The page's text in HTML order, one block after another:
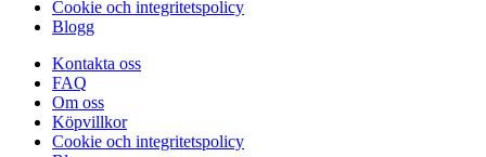
Cookie och integritetspolicy
Blogg
Kontakta oss
FAQ
Om oss
Köpvillkor
Cookie och integritetspolicy